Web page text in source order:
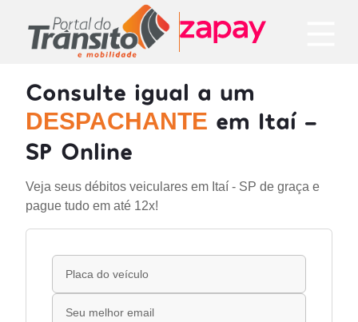
Consulte igual a um
DESPACHANTE em Itaí -
SP Online
Veja seus débitos veiculares em Itaí - SP de graça e
pague tudo em até 12x!